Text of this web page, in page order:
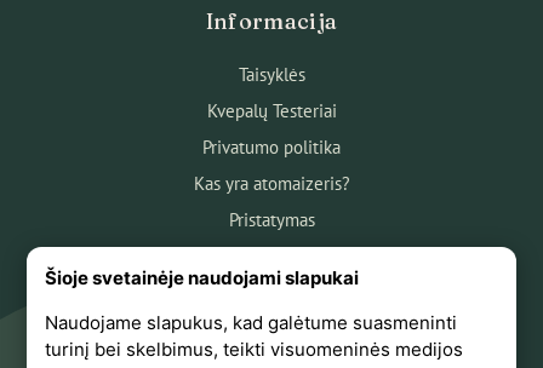
Informacija
Taisyklės
Kvepalų Testeriai
Privatumo politika
Kas yra atomaizeris?
Pristatymas
Apie mus
Atsiliepimai
Šioje svetainėje naudojami slapukai
Naudojame slapukus, kad galėtume suasmeninti
turinį bei skelbimus, teikti visuomeninės medijos